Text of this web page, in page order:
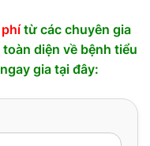
phítừ các chuyên gia
diện về bệnh tiểu
gia tại đây: